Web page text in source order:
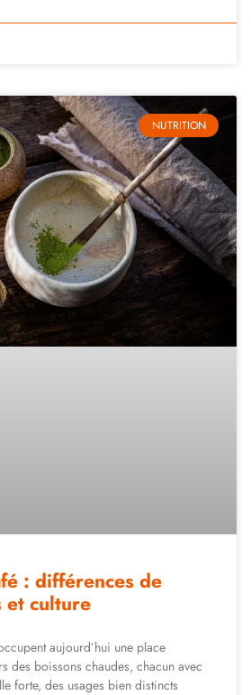
NUTRITION
: différences de
et culture
aujourd’hui une place
des boissons chaudes, chacun avec
forte, des usages bien distincts